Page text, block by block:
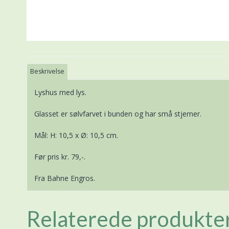
Beskrivelse
Lyshus med lys.
Glasset er sølvfarvet i bunden og har små stjerner.
Mål: H: 10,5 x Ø: 10,5 cm.
Før pris kr. 79,-.
Fra Bahne Engros.
Relaterede